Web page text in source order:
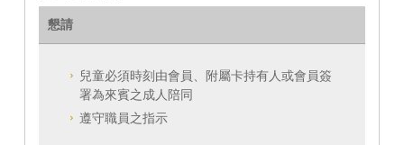
懇請
兒童必須時刻由會員、附屬卡持有人或會員簽
署為來賓之成人陪同
遵守職員之指示